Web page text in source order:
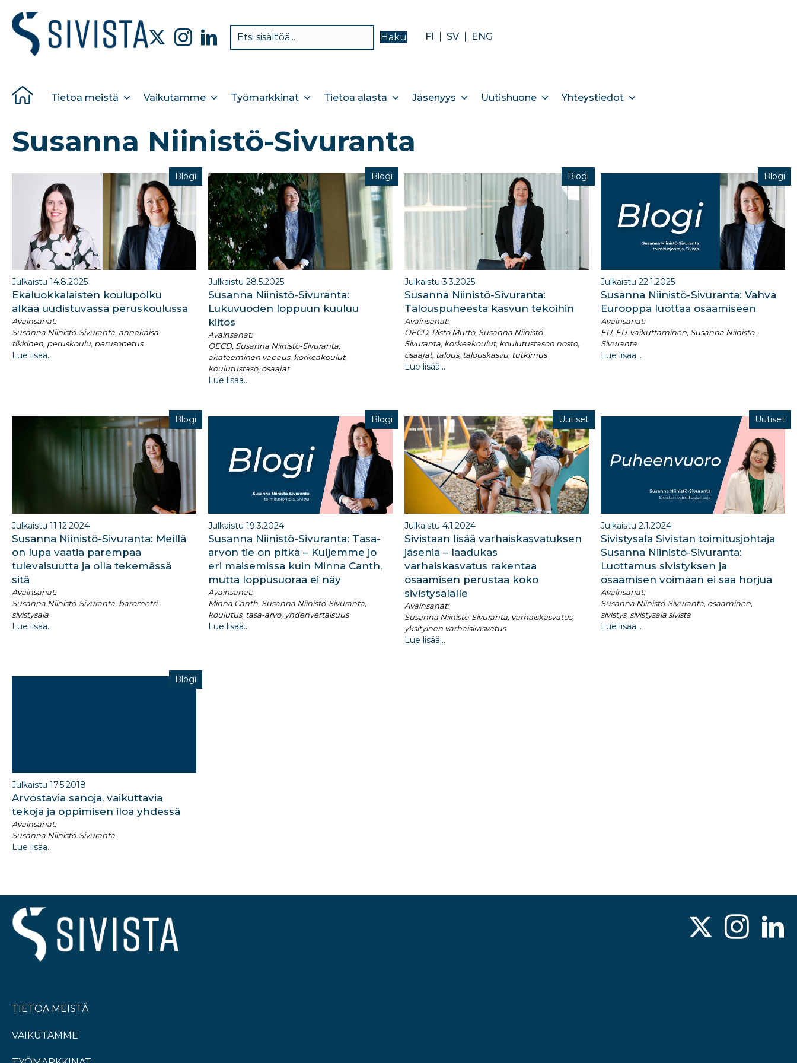
Haku FI SV ENG
Tietoa meistä Vaikutamme Työmarkkinat Tietoa alasta Jäsenyys Uutishuone Yhteystiedot
Susanna Niinistö-Sivuranta
Blogi
Julkaistu 14.8.2025
Ekaluokkalaisten koulupolku
alkaa uudistuvassa peruskoulussa
Avainsanat:
Susanna Niinistö-Sivuranta, annakaisa
tikkinen, peruskoulu, perusopetus
Lue lisää...
Blogi
Julkaistu 28.5.2025
Susanna Niinistö-Sivuranta:
Lukuvuoden loppuun kuuluu
kiitos
Avainsanat:
OECD, Susanna Niinistö-Sivuranta,
akateeminen vapaus, korkeakoulut,
koulutustaso, osaajat
Lue lisää...
Blogi
Julkaistu 3.3.2025
Susanna Niinistö-Sivuranta:
Talouspuheesta kasvun tekoihin
Avainsanat:
OECD, Risto Murto, Susanna Niinistö-
Sivuranta, korkeakoulut, koulutustason nosto,
osaajat, talous, talouskasvu, tutkimus
Lue lisää...
Blogi
Julkaistu 22.1.2025
Susanna Niinistö-Sivuranta: Vahva
Eurooppa luottaa osaamiseen
Avainsanat:
EU, EU-vaikuttaminen, Susanna Niinistö-
Sivuranta
Lue lisää...
Blogi
Julkaistu 11.12.2024
Susanna Niinistö-Sivuranta: Meillä
on lupa vaatia parempaa
tulevaisuutta ja olla tekemässä
sitä
Avainsanat:
Susanna Niinistö-Sivuranta, barometri,
sivistysala
Lue lisää...
Blogi
Julkaistu 19.3.2024
Susanna Niinistö-Sivuranta: Tasa-
arvon tie on pitkä – Kuljemme jo
eri maisemissa kuin Minna Canth,
mutta loppusuoraa ei näy
Avainsanat:
Minna Canth, Susanna Niinistö-Sivuranta,
koulutus, tasa-arvo, yhdenvertaisuus
Lue lisää...
Uutiset
Julkaistu 4.1.2024
Sivistaan lisää varhaiskasvatuksen
jäseniä – laadukas
varhaiskasvatus rakentaa
osaamisen perustaa koko
sivistysalalle
Avainsanat:
Susanna Niinistö-Sivuranta, varhaiskasvatus,
yksityinen varhaiskasvatus
Lue lisää...
Uutiset
Julkaistu 2.1.2024
Sivistysala Sivistan toimitusjohtaja
Susanna Niinistö-Sivuranta:
Luottamus sivistyksen ja
osaamisen voimaan ei saa horjua
Avainsanat:
Susanna Niinistö-Sivuranta, osaaminen,
sivistys, sivistysala sivista
Lue lisää...
Blogi
Julkaistu 17.5.2018
Arvostavia sanoja, vaikuttavia
tekoja ja oppimisen iloa yhdessä
Avainsanat:
Susanna Niinistö-Sivuranta
Lue lisää...
TIETOA MEISTÄ
VAIKUTAMME